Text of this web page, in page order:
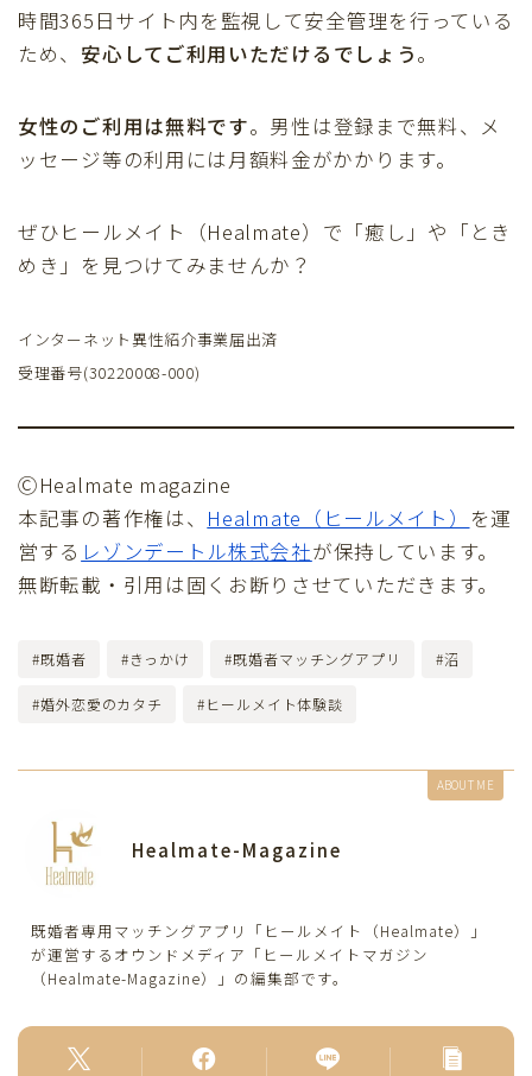
時間365日サイト内を監視して安全管理を行っている
ため、 安心してご利用いただけるでしょう。
女性のご利用は無料です。男性は登録まで無料、メ
ッセージ等の利用には月額料金がかかります。
ぜひヒールメイト（Healmate）で「癒し」や「とき
めき」を見つけてみませんか？
インターネット異性紹介事業届出済
受理番号(30220008-000)
ⒸHealmate magazine
本記事の著作権は、 Healmate（ヒールメイト）
を運
営する レゾンデートル株式会社が保持しています。
無断転載・引用は固くお断りさせていただきます。
#既婚者 #きっかけ #既婚者マッチングアプリ #沼
#婚外恋愛のカタチ #ヒールメイト体験談
ABOUT ME
Healmate-Magazine
既婚者専用マッチングアプリ「ヒールメイト（Healmate）」
が運営するオウンドメディア「ヒールメイトマガジン
（Healmate-Magazine）」の編集部です。